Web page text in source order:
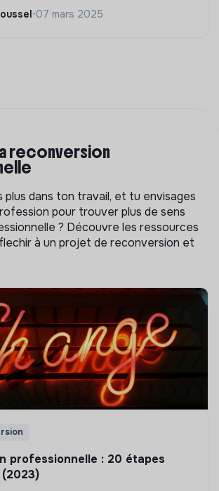
•07 mars 2025
reconversion
plus dans ton travail, et tu envisages
pour trouver plus de sens
? Découvre les ressources
à un projet de reconversion et
professionnelle : 20 étapes